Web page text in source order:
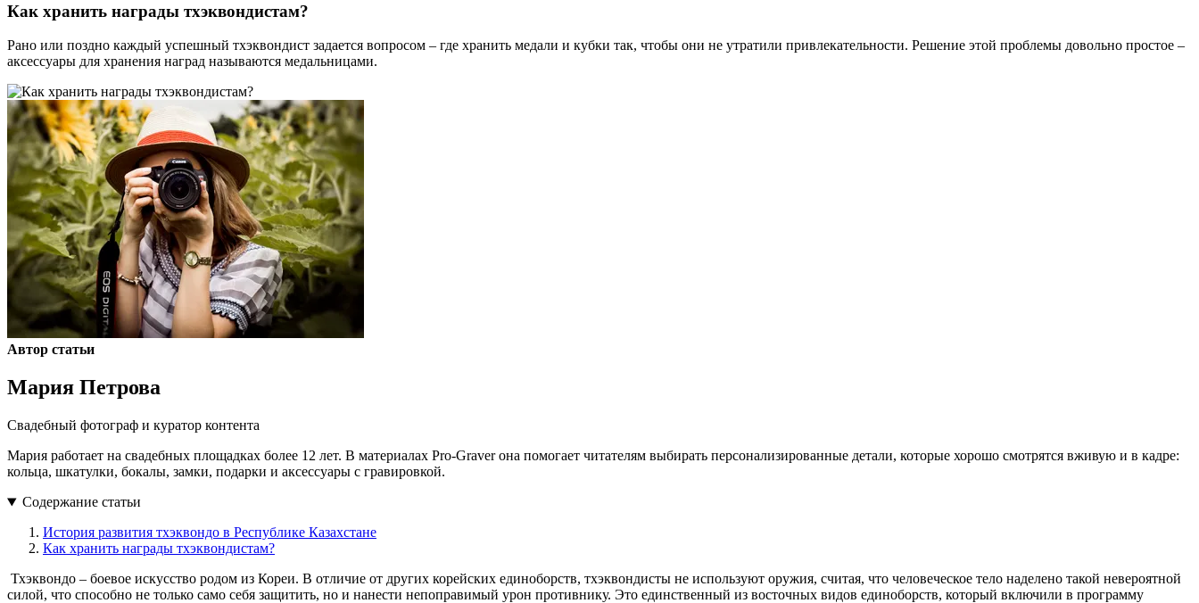
Как хранить награды тхэквондистам?
Рано или поздно каждый успешный тхэквондист задается вопросом – где хранить медали и кубки так, чтобы они не утратили привлекательности. Решение этой проблемы довольно простое –
аксессуары для хранения наград называются медальницами.
Автор статьи
Мария Петрова
Свадебный фотограф и куратор контента
Мария работает на свадебных площадках более 12 лет. В материалах Pro-Graver она помогает читателям выбирать персонализированные детали, которые хорошо смотрятся вживую и в кадре:
кольца, шкатулки, бокалы, замки, подарки и аксессуары с гравировкой.
Содержание статьи
История развития тхэквондо в Республике Казахстане
Как хранить награды тхэквондистам?
​ Тхэквондо – боевое искусство родом из Кореи. В отличие от других корейских единоборств, тхэквондисты не используют оружия, считая, что человеческое тело наделено такой невероятной
силой, что способно не только само себя защитить, но и нанести непоправимый урон противнику. Это единственный из восточных видов единоборств, который включили в программу